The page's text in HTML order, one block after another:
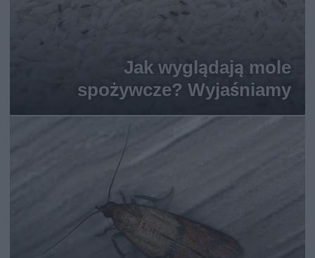
Jak wyglądają mole
spożywcze? Wyjaśniamy